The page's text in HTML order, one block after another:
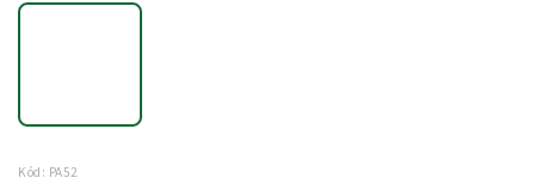
Kód: PA52